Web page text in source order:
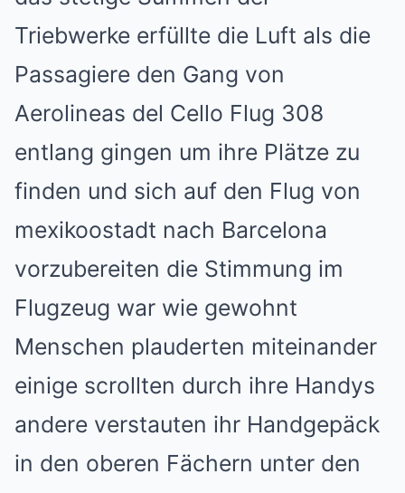
Triebwerke erfüllte die Luft als die
Passagiere den Gang von
Aerolineas del Cello Flug 308
entlang gingen um ihre Plätze zu
finden und sich auf den Flug von
mexikoostadt nach Barcelona
vorzubereiten die Stimmung im
Flugzeug war wie gewohnt
Menschen plauderten miteinander
einige scrollten durch ihre Handys
andere verstauten ihr Handgepäck
in den oberen Fächern unter den